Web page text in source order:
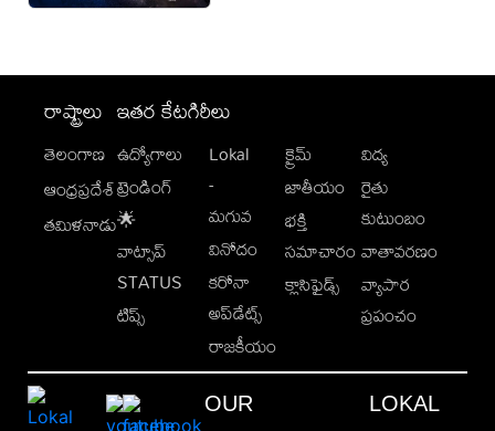
రాష్ట్రాలు
తెలంగాణ
ఆంధ్రప్రదేశ్
తమిళనాడు
ఇతర కేటగిరీలు
ఉద్యోగాలు
ట్రెండింగ్
🌟
వాట్సాప్
STATUS
టిప్స్
Lokal
-
మగువ
వినోదం
కరోనా
అప్‌డేట్స్
రాజకీయం
క్రైమ్
జాతీయం
భక్తి
సమాచారం
క్లాసిఫైడ్స్
విద్య
రైతు
కుటుంబం
వాతావరణం
వ్యాపార
ప్రపంచం
OUR
LOKAL